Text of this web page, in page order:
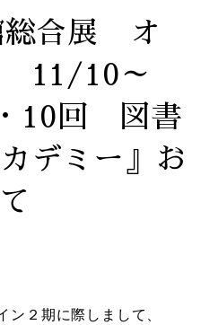
総合展 オ
11/10～
10回 図書
デミー』お
ン２期に際しまして、